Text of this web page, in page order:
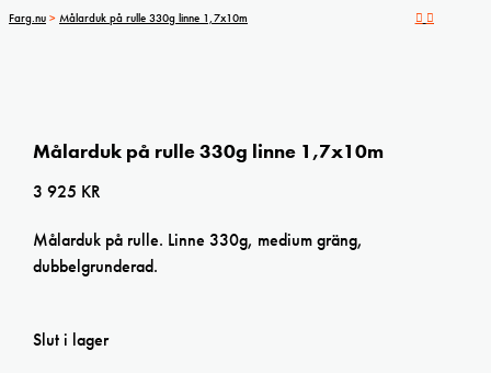
Farg.nu > Målarduk på rulle 330g linne 1,7x10m
Målarduk på rulle 330g linne 1,7x10m
3 925 KR
Målarduk på rulle. Linne 330g, medium gräng,
dubbelgrunderad.
Slut i lager